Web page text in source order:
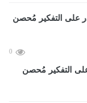
0
على التفكير مُحصن